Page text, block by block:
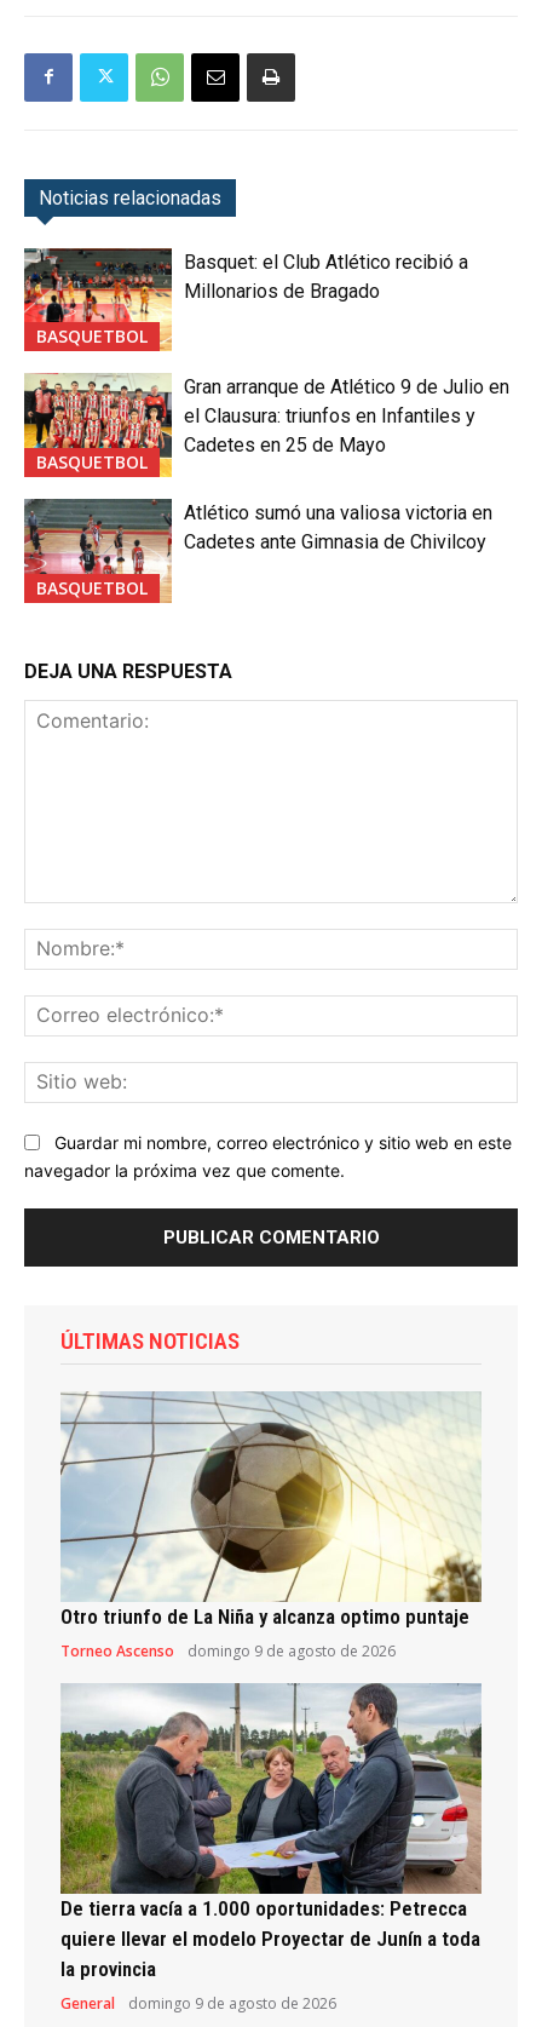
Noticias relacionadas
BASQUETBOL
Basquet: el Club Atlético recibió a
Millonarios de Bragado
BASQUETBOL
Gran arranque de Atlético 9 de Julio en
el Clausura: triunfos en Infantiles y
Cadetes en 25 de Mayo
BASQUETBOL
Atlético sumó una valiosa victoria en
Cadetes ante Gimnasia de Chivilcoy
DEJA UNA RESPUESTA
Guardar mi nombre, correo electrónico y sitio web en este
navegador la próxima vez que comente.
ÚLTIMAS NOTICIAS
Otro triunfo de La Niña y alcanza optimo puntaje
Torneo Ascenso domingo 9 de agosto de 2026
De tierra vacía a 1.000 oportunidades: Petrecca
quiere llevar el modelo Proyectar de Junín a toda
la provincia
General domingo 9 de agosto de 2026